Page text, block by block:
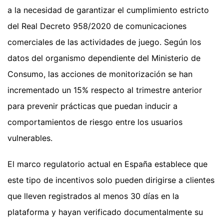
a la necesidad de garantizar el cumplimiento estricto
del Real Decreto 958/2020 de comunicaciones
comerciales de las actividades de juego. Según los
datos del organismo dependiente del Ministerio de
Consumo, las acciones de monitorización se han
incrementado un 15% respecto al trimestre anterior
para prevenir prácticas que puedan inducir a
comportamientos de riesgo entre los usuarios
vulnerables.
El marco regulatorio actual en España establece que
este tipo de incentivos solo pueden dirigirse a clientes
que lleven registrados al menos 30 días en la
plataforma y hayan verificado documentalmente su